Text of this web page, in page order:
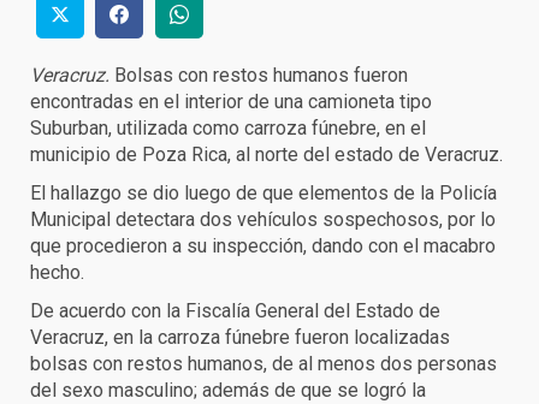
Veracruz. Bolsas con restos humanos fueron
encontradas en el interior de una camioneta tipo
Suburban, utilizada como carroza fúnebre, en el
municipio de Poza Rica, al norte del estado de Veracruz.
El hallazgo se dio luego de que elementos de la Policía
Municipal detectara dos vehículos sospechosos, por lo
que procedieron a su inspección, dando con el macabro
hecho.
De acuerdo con la Fiscalía General del Estado de
Veracruz, en la carroza fúnebre fueron localizadas
bolsas con restos humanos, de al menos dos personas
del sexo masculino; además de que se logró la